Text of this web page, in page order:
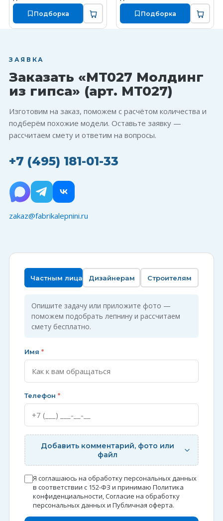
Подборка Подборка
ЗАЯВКА
Заказать «MT027 Молдинг
из гипса» (арт. MT027)
Изготовим на заказ, поможем с расчётом количества и
подберём похожие модели. Оставьте заявку —
рассчитаем смету и ответим на вопросы.
+7 (495) 181-01-33
zakaz@fabrikalepnini.ru
Частным лицам Дизайнерам Строителям
Опишите задачу или приложите фото —
поможем подобрать лепнину и рассчитаем
смету бесплатно.
Имя *
Телефон *
Добавить комментарий, фото или
файл
Я соглашаюсь на обработку персональных данных
в соответствии с 152-ФЗ и принимаю Политика
конфиденциальности,Согласие на обработку
персональных данныхи Публичная оферта.